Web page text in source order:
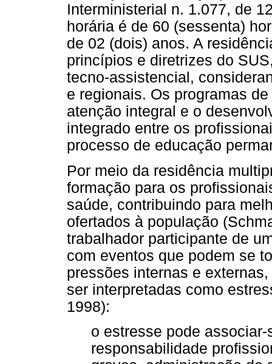
Interministerial n. 1.077, de
horária é de 60 (sessenta)
de 02 (dois) anos. A
princípios e diretrizes do
tecno-assistencial,
e regionais. Os programas
atenção integral e o
integrado entre os
processo de educação
Por meio da residência
formação para os
saúde, contribuindo para
ofertados à população
trabalhador participante de
com eventos que podem se
pressões internas e
ser interpretadas como
1998):
o estresse pode
responsabilidade